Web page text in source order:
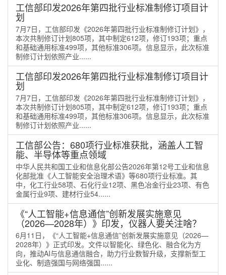
工信部印发2026年第四批行业标准制修订项目计
划
7月7日，工信部印发《2026年第四批行业标准制修订计划》，
本次共制修订计划805项，其中制定612项，修订193项；重点
和基础通用标准499项，其他标准306项。信息显示，此次标准
制修订计划依照产业......
工信部印发2026年第四批行业标准制修订项目计
划
7月7日，工信部印发《2026年第四批行业标准制修订计划》，
本次共制修订计划805项，其中制定612项，修订193项；重点
和基础通用标准499项，其他标准306项。信息显示，此次标准
制修订计划依照产业......
工信部公告：680项行业标准获批，涵盖人工智
能、半导体等重点领域
中华人民共和国工业和信息化部公告2026年第12号工业和信息
化部批准《人工智能安全治理术语》等680项行业标准。其
中，化工行业58项、石化行业12项、黑色冶金行业23项、有色
金属行业9项、建材行业54......
《“人工智能+信息通信”创新发展实施意见
（2026—2028年）》印发，仪器人要关注啥？
6月11日，《“人工智能+信息通信”创新发展实施意见（2026—
2028年）》正式印发。文件以智能化、绿色化、融合化为方
向，推动AI与信息通信融合，助力行业数智升级，支撑新型工
业化、制造强国与网络强国......